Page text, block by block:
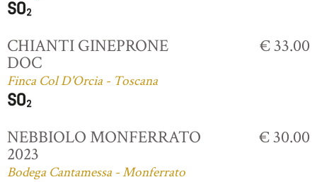
CHIANTI GINEPRONE
DOC
Finca Col D'Orcia - Toscana
€ 33.00
NEBBIOLO MONFERRATO
2023
Bodega Cantamessa - Monferrato
€ 30.00